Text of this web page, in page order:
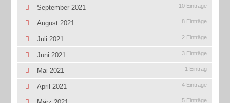
September 2021 10 Einträge
August 2021 8 Einträge
Juli 2021 2 Einträge
Juni 2021 3 Einträge
Mai 2021 1 Eintrag
April 2021 4 Einträge
5 Einträge